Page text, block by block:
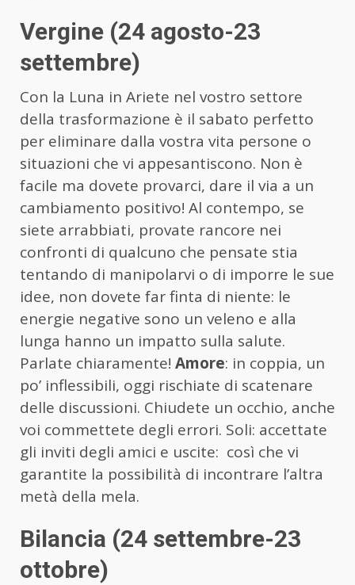
Vergine (24 agosto-23
settembre)
Con la Luna in Ariete nel vostro settore
della trasformazione è il sabato perfetto
per eliminare dalla vostra vita persone o
situazioni che vi appesantiscono. Non è
facile ma dovete provarci, dare il via a un
cambiamento positivo! Al contempo, se
siete arrabbiati, provate rancore nei
confronti di qualcuno che pensate stia
tentando di manipolarvi o di imporre le sue
idee, non dovete far finta di niente: le
energie negative sono un veleno e alla
lunga hanno un impatto sulla salute.
Parlate chiaramente! Amore: in coppia, un
po’ inflessibili, oggi rischiate di scatenare
delle discussioni. Chiudete un occhio, anche
voi commettete degli errori. Soli: accettate
gli inviti degli amici e uscite: così che vi
garantite la possibilità di incontrare l’altra
metà della mela.
Bilancia (24 settembre-23
ottobre)